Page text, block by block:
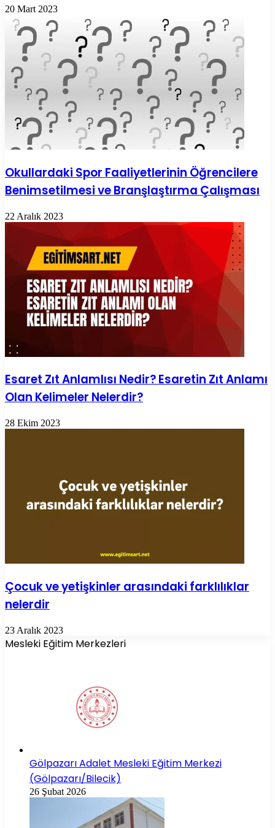
20 Mart 2023
Okullardaki Spor Faaliyetlerinin Öğrencilere
Benimsetilmesi ve Branşlaştırma Çalışması
22 Aralık 2023
Esaret Zıt Anlamlısı Nedir? Esaretin Zıt Anlamı
Olan Kelimeler Nelerdir?
28 Ekim 2023
Çocuk ve yetişkinler arasındaki farklılıklar
nelerdir
23 Aralık 2023
Mesleki Eğitim Merkezleri
Gölpazarı Adalet Mesleki Eğitim Merkezi
(Gölpazarı/Bilecik)
26 Şubat 2026